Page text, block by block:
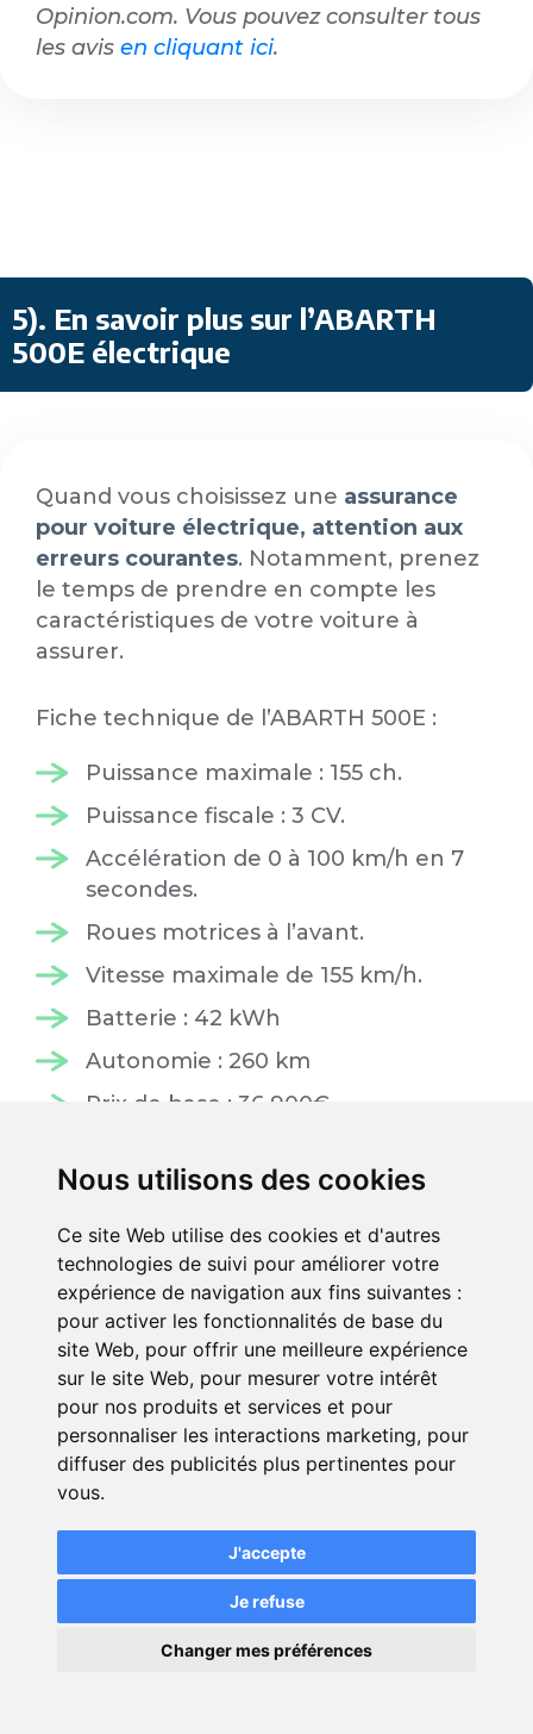
Nous utilisons des cookies
Ce site Web utilise des cookies et d'autres
technologies de suivi pour améliorer votre
expérience de navigation aux fins suivantes :
pour activer les fonctionnalités de base du
site Web, pour offrir une meilleure expérience
sur le site Web, pour mesurer votre intérêt
pour nos produits et services et pour
personnaliser les interactions marketing, pour
diffuser des publicités plus pertinentes pour
vous.
J'accepte
Je refuse
Changer mes préférences
Opinion.com. Vous pouvez consulter tous
les avis en cliquant ici.
5). En savoir plus sur l’ABARTH
500E électrique
Quand vous choisissez une assurance
pour voiture électrique, attention aux
erreurs courantes. Notamment, prenez
le temps de prendre en compte les
caractéristiques de votre voiture à
assurer.
Fiche technique de l’ABARTH 500E :
Puissance maximale : 155 ch.
Puissance fiscale : 3 CV.
Accélération de 0 à 100 km/h en 7
secondes.
Roues motrices à l’avant.
Vitesse maximale de 155 km/h.
Batterie : 42 kWh
Autonomie : 260 km
Prix de base : 36 900€
3 modèles de finition possibles :
ABARTH 500 E ;
ABARTH 500 E Pack : avec une
caméra de recul + radar de
stationnement à 360° ;
ABARTH 500 E Turismo : avec une
sellerie en cuir et un pédalier sport.
Simulation gratuite en
quelques clics *